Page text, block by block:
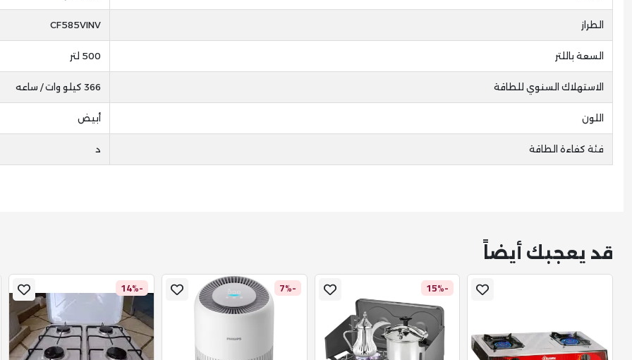
الطراز CF585VINV
السعة باللتر 500 لتر
الاستهلاك السنوي للطاقة 366 كيلو وات / ساعه
اللون أبيض
فئة كفاءة الطاقة د
قد يعجبك أيضاً
-15%
-7%
-14%